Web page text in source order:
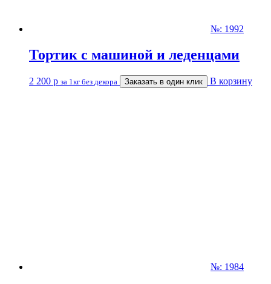
№: 1992
Тортик с машиной и леденцами
2 200 р за 1кг без декора Заказать в один клик В корзину
№: 1984